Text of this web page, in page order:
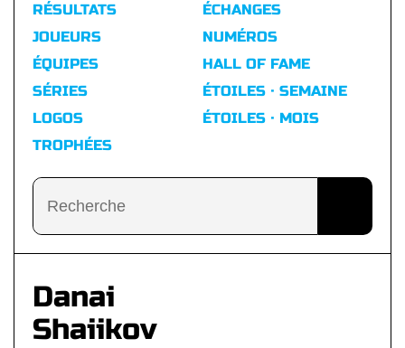
RÉSULTATS
ÉCHANGES
JOUEURS
ÉQUIPES
SÉRIES
LOGOS
TROPHÉES
NUMÉROS
HALL OF FAME
ÉTOILES · SEMAINE
ÉTOILES · MOIS
Danai
Shaiikov